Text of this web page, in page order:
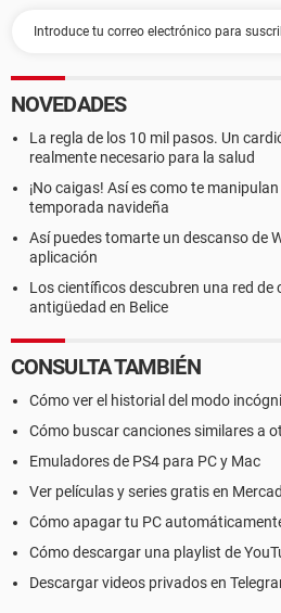
NOVEDADES
La regla de los 10 mil pasos. Un
realmente necesario para la salud
¡No caigas! Así es como te
temporada navideña
Así puedes tomarte un descanso de
aplicación
Los científicos descubren una red de
antigüedad en Belice
CONSULTA TAMBIÉN
Cómo ver el historial del modo
Cómo buscar canciones similares a
Emuladores de PS4 para PC y Mac
Ver películas y series gratis en
Cómo apagar tu PC
Cómo descargar una playlist de
Descargar videos privados en